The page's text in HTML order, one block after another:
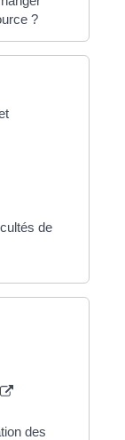
?
de
des